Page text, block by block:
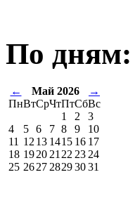
По дням:
← Май 2026
→
ПнВтСрЧтПтСбВс
1
2
3
4
5 6 7 8 9
10
11 12 13 1415 16 17
18 1920 21 22 23 24
25 2627 28293031